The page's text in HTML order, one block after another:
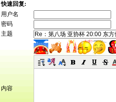
快速回复:
用户名
密码
主题
内容